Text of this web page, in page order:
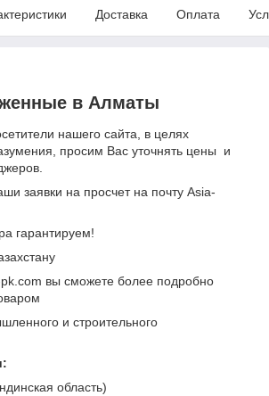
Доставка Оплата
в Алматы
нашего сайта, в целях
просим Вас уточнять цены и
заявки на просчет на почту Asia-
гарантируем!
вы сможете более подробно
и строительного
область)